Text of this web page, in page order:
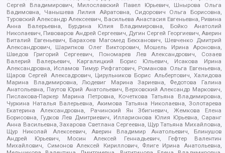
Сергей Владимирович, Милославский Павел Юрьевич, Шнырова Ольга
Вадимовна, Чанышева Лилия Айратовна, Сидорович Ольга Борисовна,
Туровский Александр Алексеевич, Васильева Анастасия Евгеньевна, Ривина
Анна Валерьевна, Бурдина Юлия Владимировна, Бойко Анатолий
Николаевич, Пивоваров Андрей Сергеевич, Дугин Сергей Георгиевич, Аверин
Виталий Евгеньевич, Барахоев Магомед Бекханович, Шевченко Дмитрий
Александрович, Шарипков Олег Викторович, Мошель Ирина Ароновна,
Шведов Григорий Сергеевич, Пономарев Лев Александрович, Созаев
Валерий Валерьевич, Каргалицкий Борис Юльевич, Исакова Ирина
Александровна, Исламов Тимур Рифгатович, Романова Ольга Евгеньевна,
Щаров Сергей Алексадрович, Цирульников Борис Альбертович, Халидова
Марина Владимировна, Людевиг Марина Зариевна, Федотова Галина
Анатольевна, Паутов Юрий Анатольевич, Верховский Александр Маркович,
Пислакова-Паркер Марина Петровна, Кочеткова Татьяна Владимировна,
Чуркина Наталья Валерьевна, Акимова Татьяна Николаевна, Золотарева
Екатерина Александровна, Рачинский Ян Збигневич, Жемкова Елена
Борисовна, Гудков Лев Дмитриевич, Илларионова Юлия Юрьевна, Саранг
Анна Васильевна, Захарова Светлана Сергеевна, Щур Татьяна Михайловна,
Щур Николай Алексеевич, Аверин Владимир Анатольевич, Блинушов
Андрей Юрьевич, Мосин Алексей Геннадьевич, Гефтер Валентин
Михайлович, Симонов Алексей Кириллович, Флиге Ирина Анатольевна,